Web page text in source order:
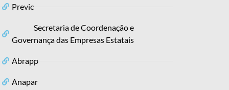
Previc
Secretaria de Coordenação e
Governança das Empresas Estatais
Abrapp
Anapar